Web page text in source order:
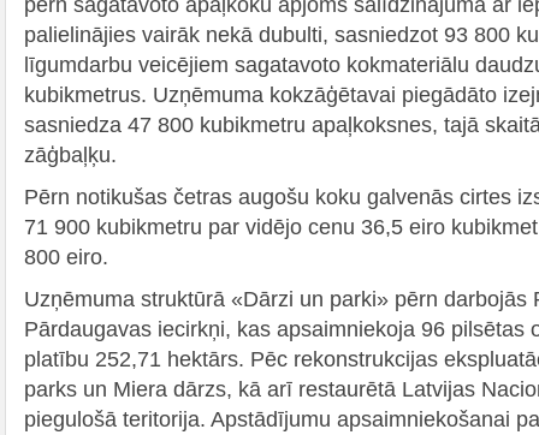
palielinājies vairāk nekā dubulti, sasniedzot 93 800
līgumdarbu veicējiem sagatavoto kokmateriālu
kubikmetrus. Uzņēmuma kokzāģētavai piegādāto
sasniedza 47 800 kubikmetru apaļkoksnes, tajā
zāģbaļķu.
Pērn notikušas četras augošu koku galvenās cirtes
71 900 kubikmetru par vidējo cenu 36,5 eiro
800 eiro.
Uzņēmuma struktūrā «Dārzi un parki» pērn darbojās
Pārdaugavas iecirkņi, kas apsaimniekoja 96 pilsētas
platību 252,71 hektārs. Pēc rekonstrukcijas
parks un Miera dārzs, kā arī restaurētā Latvijas
piegulošā teritorija. Apstādījumu apsaimniekošanai